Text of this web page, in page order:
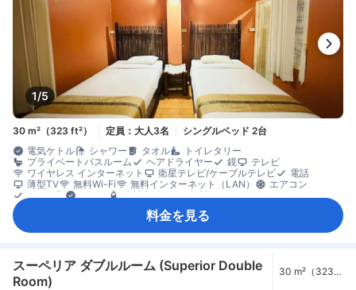
1/5
30 m²（323 ft²） 定員：大人3名
シングルベッド 2台
電気ケトル
シャワー タオル
トイレタリー
プライベートバスルーム
ヘアドライヤー 鏡
テレビ
ワイヤレス インターネット
衛星テレビ/ケーブルテレビ
電話
薄型TV
無料Wi-Fi 無料インターネット（LAN）
エアコン
リネン類
ケトル
飲料水ボトル（無料）
冷蔵庫
折りたたみベッド
窓側
料金を見る
スーペリア ダブルルーム (Superior Double
Room)
30 m²（323